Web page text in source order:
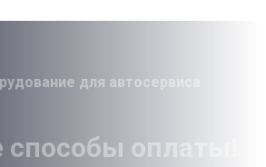
для автосервиса
оплаты!